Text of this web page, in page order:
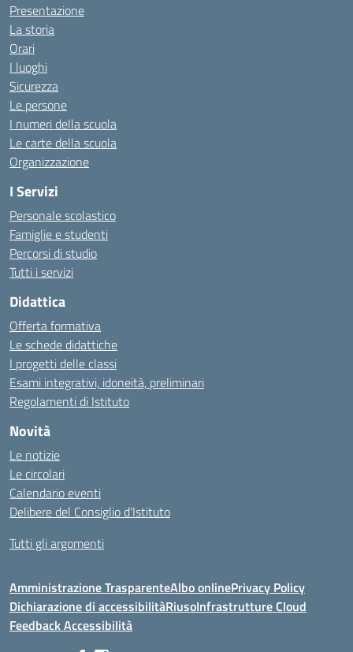
Presentazione
La storia
Orari
I luoghi
Sicurezza
Le persone
I numeri della scuola
Le carte della scuola
Organizzazione
I Servizi
Personale scolastico
Famiglie e studenti
Percorsi di studio
Tutti i servizi
Didattica
Offerta formativa
Le schede didattiche
I progetti delle classi
Esami integrativi, idoneità, preliminari
Regolamenti di Istituto
Novità
Le notizie
Le circolari
Calendario eventi
Delibere del Consiglio d’Istituto
Tutti gli argomenti
Amministrazione TrasparenteAlbo onlinePrivacy Policy
Dichiarazione di accessibilitàRiusoInfrastrutture Cloud
Feedback Accessibilità